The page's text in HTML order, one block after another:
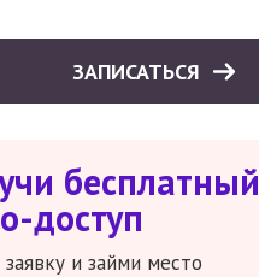
ЗАПИСАТЬСЯ
бесплатный
доступ
и займи место